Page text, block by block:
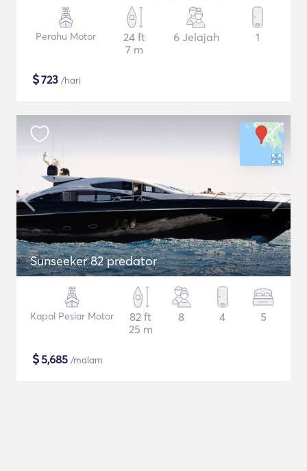
Perahu Motor
24 ft
7 m
6 Jelajah 1
$723 /hari
Sunseeker 82 predator
Kapal Pesiar Motor
82 ft
25 m
8 4 5
$5,685 /malam